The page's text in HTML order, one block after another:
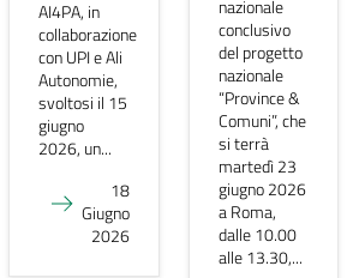
AI4PA, in
collaborazione
con UPI e Ali
Autonomie,
svoltosi il 15
giugno
2026, un...
18
Giugno
2026
nazionale
conclusivo
del progetto
nazionale
“Province &
Comuni”, che
si terrà
martedì 23
giugno 2026
a Roma,
dalle 10.00
alle 13.30,...